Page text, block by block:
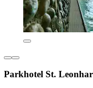
Parkhotel St.